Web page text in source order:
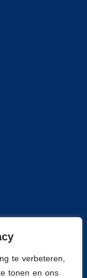
te verbeteren,
tonen en ons